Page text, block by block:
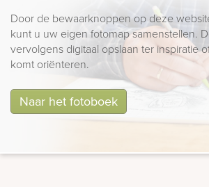
Door de bewaarknoppen op deze
kunt u uw eigen fotomap samenstellen.
vervolgens digitaal opslaan ter inspiratie
komt oriënteren.
Naar het fotoboek